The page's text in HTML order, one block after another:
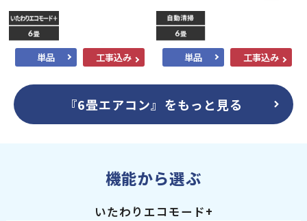
単品 工事込み 単品 工事込み
『6畳エアコン』をもっと見る
機能から選ぶ
いたわりエコモード+